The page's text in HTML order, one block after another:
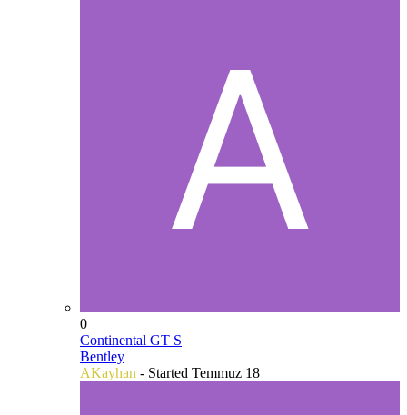
0
Continental GT S
Bentley
AKayhan - Started Temmuz 18